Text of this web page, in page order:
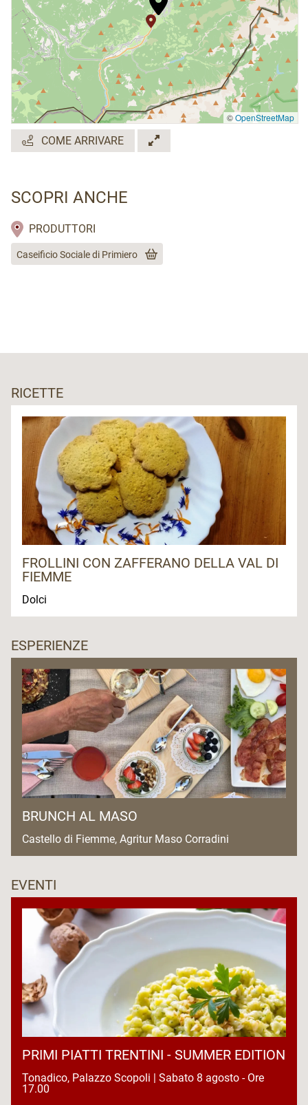
©OpenStreetMap
COME ARRIVARE
SCOPRI ANCHE
PRODUTTORI
Caseificio Sociale di Primiero
RICETTE
FROLLINI CON ZAFFERANO DELLA VAL DI
FIEMME
Dolci
ESPERIENZE
BRUNCH AL MASO
Castello di Fiemme, Agritur Maso Corradini
EVENTI
PRIMI PIATTI TRENTINI - SUMMER EDITION
Tonadico, Palazzo Scopoli | Sabato 8 agosto - Ore
17.00